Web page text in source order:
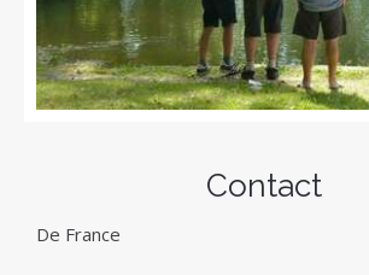
Contact
De France